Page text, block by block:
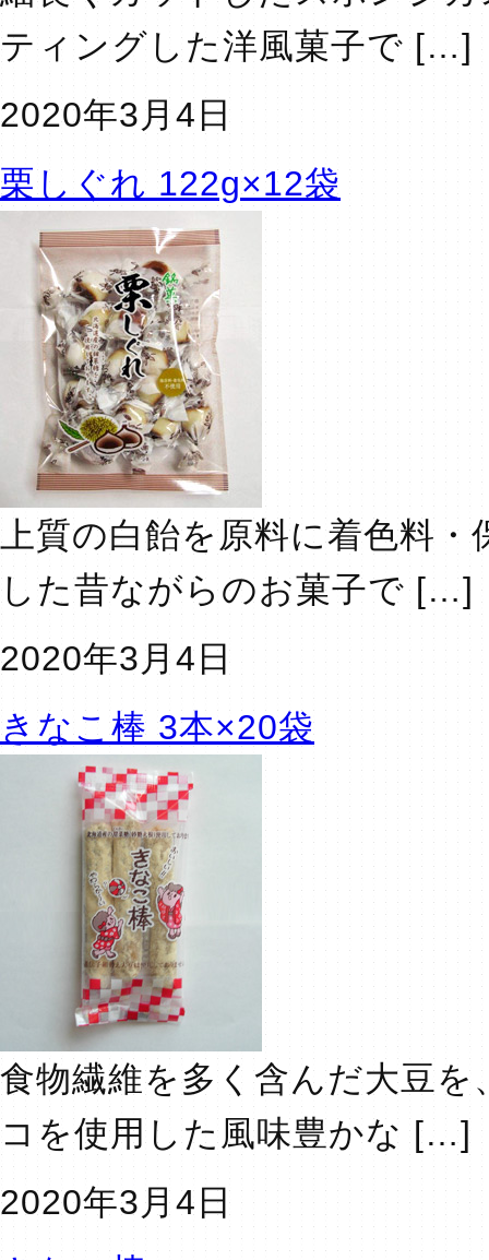
ティングした洋風菓子で […]
2020年3月4日
栗しぐれ 122g×12袋
上質の白飴を原料に着色料
した昔ながらのお菓子で […]
2020年3月4日
きなこ棒 3本×20袋
食物繊維を多く含んだ大豆
コを使用した風味豊かな […]
2020年3月4日